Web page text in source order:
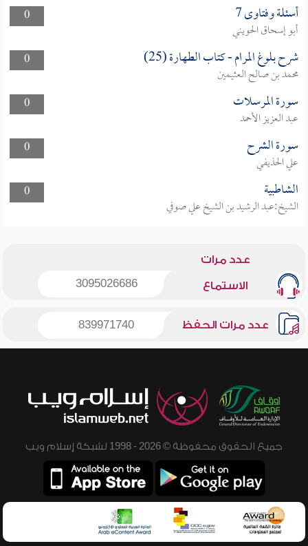
0 أسئلة وفتاوى 7
أبو إسحاق الحويني
0
شرح بلوغ المرام - كتاب الطهارة (25)
محمد بن صالح العثيمين
0
سورة المرسلات
عبد العزيز الأحمد
0
سورة الشرح
علي الحذيفي
0
الشاطبية
الشيخ:عبد الرشيد بن الشيخ علي صوفي
عدد مرات
الاستماع 3095026686
عدد مرات الحفظ 839971740
جميع الحقوق محفوظة © 2026 - 1998 لشبكة إسلام ويب